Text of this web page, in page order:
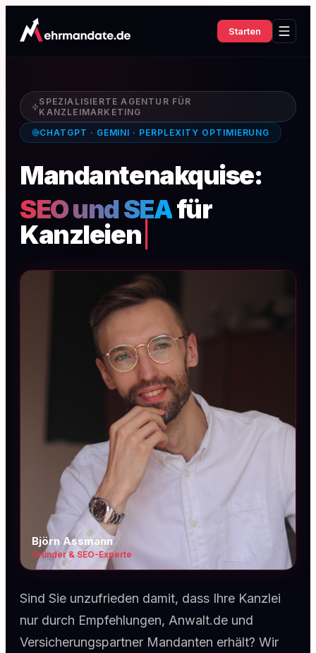
Starten
SPEZIALISIERTE AGENTUR FÜR
KANZLEIMARKETING
CHATGPT · GEMINI · PERPLEXITY OPTIMIERUNG
Mandantenakquise:
SEO und SEAfür
Kanzleien
Björn Assmann
Gründer & SEO-Experte
Sind Sie unzufrieden damit, dass Ihre Kanzlei
nur durch Empfehlungen, Anwalt.de und
Versicherungspartner Mandanten erhält? Wir